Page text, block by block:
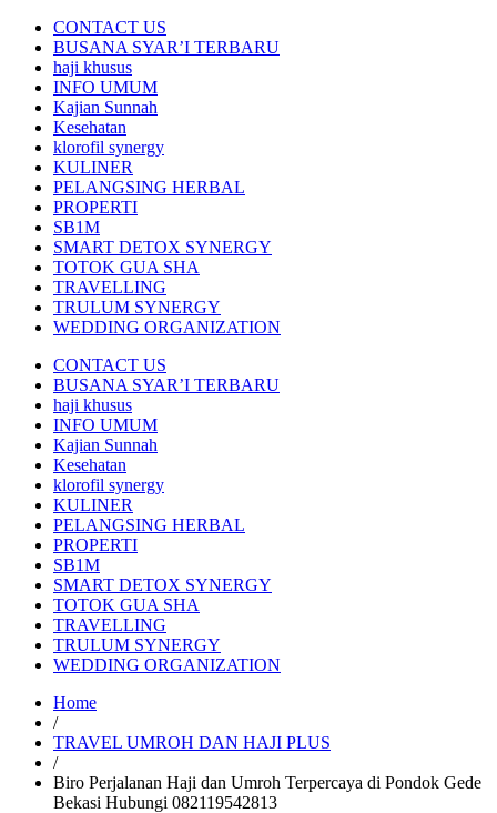
CONTACT US
BUSANA SYAR’I TERBARU
haji khusus
INFO UMUM
Kajian Sunnah
Kesehatan
klorofil synergy
KULINER
PELANGSING HERBAL
PROPERTI
SB1M
SMART DETOX SYNERGY
TOTOK GUA SHA
TRAVELLING
TRULUM SYNERGY
WEDDING ORGANIZATION
CONTACT US
BUSANA SYAR’I TERBARU
haji khusus
INFO UMUM
Kajian Sunnah
Kesehatan
klorofil synergy
KULINER
PELANGSING HERBAL
PROPERTI
SB1M
SMART DETOX SYNERGY
TOTOK GUA SHA
TRAVELLING
TRULUM SYNERGY
WEDDING ORGANIZATION
Home
/
TRAVEL UMROH DAN HAJI PLUS
/
Biro Perjalanan Haji dan Umroh Terpercaya di Pondok Gede
Bekasi Hubungi 082119542813